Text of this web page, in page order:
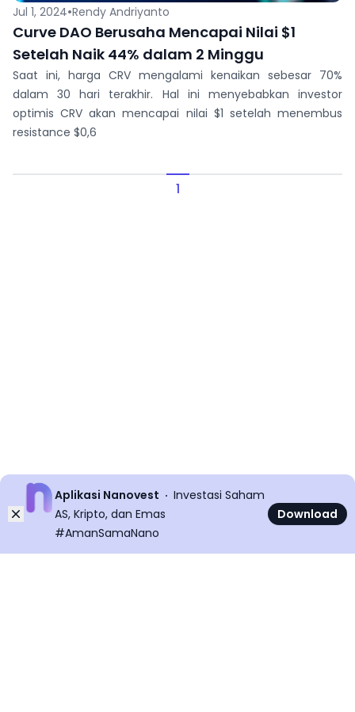
Jul 1, 2024•Rendy Andriyanto
Curve DAO Berusaha Mencapai Nilai $1
Setelah Naik 44% dalam 2 Minggu
Saat ini, harga CRV mengalami kenaikan sebesar 70%
dalam 30 hari terakhir. Hal ini menyebabkan investor
optimis CRV akan mencapai nilai $1 setelah menembus
resistance $0,6
1
Dismiss
Aplikasi Nanovest
Investasi Saham
AS, Kripto, dan Emas
#AmanSamaNano
Download